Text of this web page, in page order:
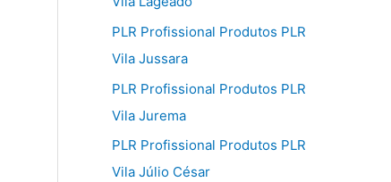
PLR Profissional Produtos PLR
Vila Jussara
PLR Profissional Produtos PLR
Vila Jurema
PLR Profissional Produtos PLR
Vila Júlio César